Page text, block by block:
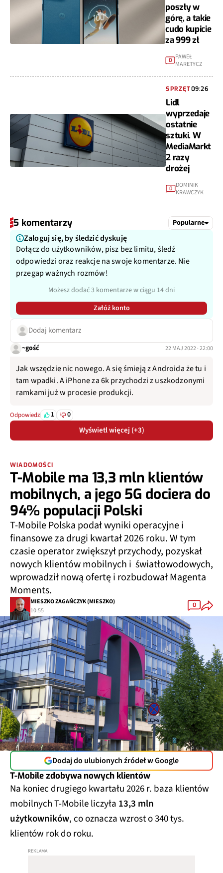
poszły w
górę, a takie
cudo kupicie
za 999 zł
0
PAWEŁ
MARETYCZ
SPRZĘT09:26
Lidl
wyprzedaje
ostatnie
sztuki. W
MediaMarkt
2 razy
drożej
0
DOMINIK
KRAWCZYK
5 komentarzy Popularne
Zaloguj się, by śledzić dyskuję
Dołącz do użytkowników, pisz bez limitu, śledź
odpowiedzi oraz reakcje na swoje komentarze. Nie
przegap ważnych rozmów!
Możesz dodać 3 komentarze w ciągu 14 dni
Załóż konto
Dodaj komentarz
~gość 22 MAJ 2022 · 22:00
Jak wszędzie nic nowego. A się śmieją z Androida że tu i
tam wpadki. A iPhone za 6k przychodzi z uszkodzonymi
ramkami już w procesie produkcji.
Odpowiedz 1 0
Wyświetl więcej (+3)
WIADOMOŚCI
T-Mobile ma 13,3 mln klientów
mobilnych, a jego 5G dociera do
94% populacji Polski
T-Mobile Polska podał wyniki operacyjne i
finansowe za drugi kwartał 2026 roku. W tym
czasie operator zwiększył przychody, pozyskał
nowych klientów mobilnych i światłowodowych,
wprowadził nową ofertę i rozbudował Magenta
Moments.
MIESZKO ZAGAŃCZYK (MIESZKO)
10:55
0
Dodaj do ulubionych źródeł w Google
T-Mobile zdobywa nowych klientów
Na koniec drugiego kwartału 2026 r. baza klientów
mobilnych T-Mobile liczyła 13,3 mln
użytkowników, co oznacza wzrost o 340 tys.
klientów rok do roku.